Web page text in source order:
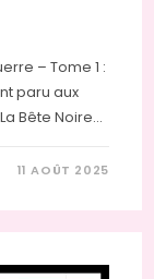
– Tome 1 :
paru aux
Bête Noire…
11 AOÛT 2025